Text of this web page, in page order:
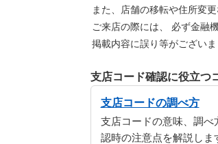
また、店舗の移転や住所変
ご来店の際には、 必ず金融
掲載内容に誤り等がございま
支店コード確認に役立つ
支店コードの調べ方
支店コードの意味、調べ
認時の注意点を解説しま